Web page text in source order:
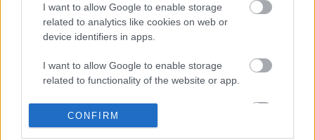
I want to allow Google to enable storage
related to analytics like cookies on web or
device identifiers in apps.
I want to allow Google to enable storage
related to functionality of the website or app.
related to personalization.
CONFIRM
muscular), Martín Montoya (tobillo), Camarasa, Juanmi
(sancionado).
Posibles cambios en el once: Tello o Aitor Ruibal suplirán
al sancionado Juanmi. Edgar o Pezzella acompañarán a
Bartra en el centro de la zaga.